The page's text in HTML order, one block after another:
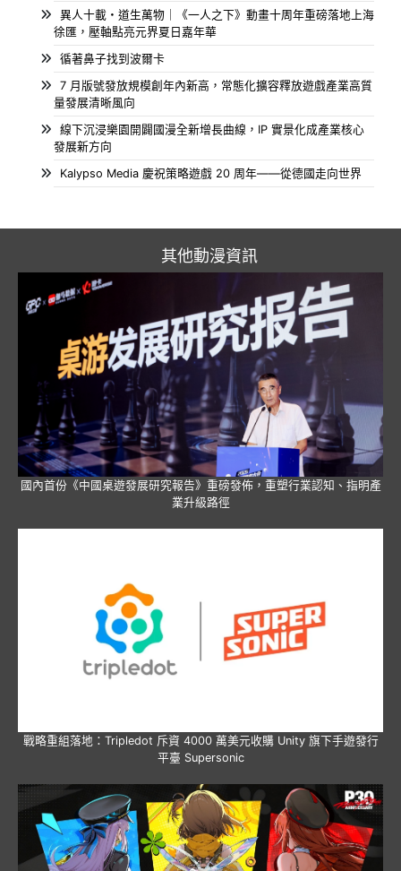
異人十載・道生萬物｜《一人之下》動畫十周年重磅落地上海
徐匯，壓軸點亮元界夏日嘉年華
循著鼻子找到波爾卡
7 月版號發放規模創年內新高，常態化擴容釋放遊戲產業高質
量發展清晰風向
線下沉浸樂園開闢國漫全新增長曲線，IP 實景化成產業核心
發展新方向
Kalypso Media 慶祝策略遊戲 20 周年——從德國走向世界
其他動漫資訊
國內首份《中國桌遊發展研究報告》重磅發佈，重塑行業認知、指明產
業升級路徑
戰略重組落地：Tripledot 斥資 4000 萬美元收購 Unity 旗下手遊發行
平臺 Supersonic